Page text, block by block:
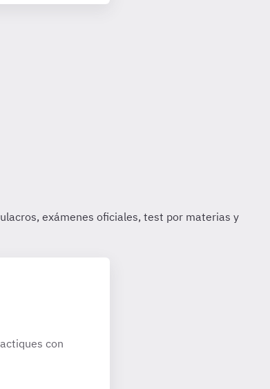
con